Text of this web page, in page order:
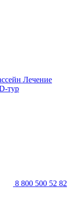
Лечение
тур
8 800 500 52 82